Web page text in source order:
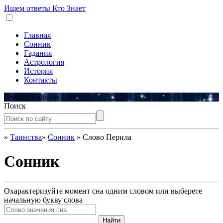
Ищем ответы Кто Знает
Главная
Сонник
Гадания
Астрология
История
Контакты
Сонник Перила
Поиск
» Таинства» Сонник » Слово Перила
Сонник
Охарактеризуйте момент сна одним словом или выберете
начальную букву слова